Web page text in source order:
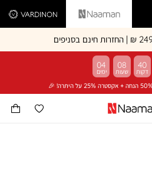
Vardinon Naaman
04 08 40